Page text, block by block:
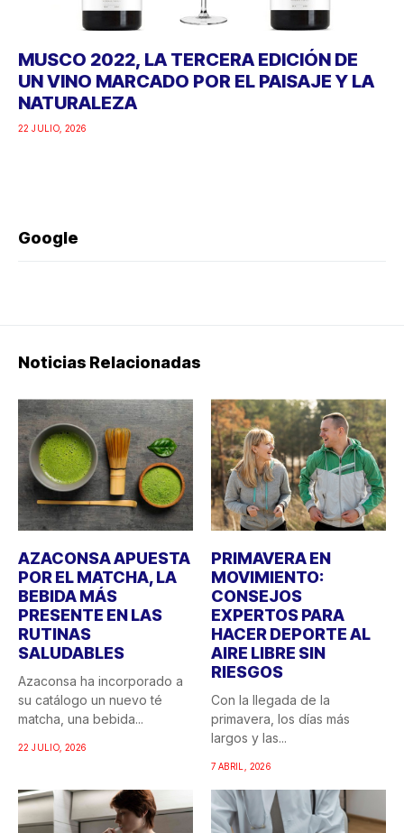
MUSCO 2022, LA TERCERA EDICIÓN DE
UN VINO MARCADO POR EL PAISAJE Y LA
NATURALEZA
22 JULIO, 2026
Google
Noticias Relacionadas
AZACONSA APUESTA
POR EL MATCHA, LA
BEBIDA MÁS
PRESENTE EN LAS
RUTINAS
SALUDABLES
Azaconsa ha incorporado a
su catálogo un nuevo té
matcha, una bebida...
22 JULIO, 2026
PRIMAVERA EN
MOVIMIENTO:
CONSEJOS
EXPERTOS PARA
HACER DEPORTE AL
AIRE LIBRE SIN
RIESGOS
Con la llegada de la
primavera, los días más
largos y las...
7 ABRIL, 2026